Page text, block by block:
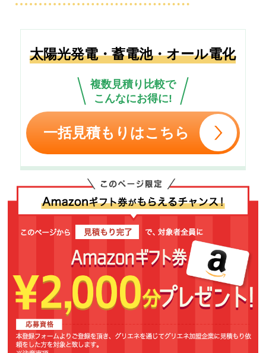
太陽光発電・蓄電池・オール電化
複数見積り比較で
こんなにお得に!
一括見積もりはこちら